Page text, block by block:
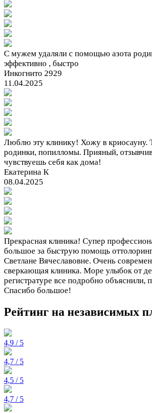
С мужем удаляли с помощью азота
эффективно , быстро
Инкогнито 2929
11.04.2025
Люблю эту клинику! Хожу в криосауну.
родинки, попилломы. Прияный,
чувствуешь себя как дома!
Екатерина К
08.04.2025
Прекрасная клиника! Супер
большое за быструю помощь
Светлане Вячеславовне. Очень
сверкающая клиника. Море улыбок от
регистратуре все подробно объяснили,
Спасибо большое!
Рейтинг на независимых
4,9 / 5
4,7 / 5
4,5 / 5
4,7 / 5